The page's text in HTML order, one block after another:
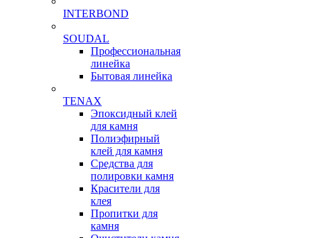
INTERBOND
SOUDAL
Профессиональная
линейка
Бытовая линейка
TENAX
Эпоксидный клей
для камня
Полиэфирный
клей для камня
Средства для
полировки камня
Красители для
клея
Пропитки для
камня